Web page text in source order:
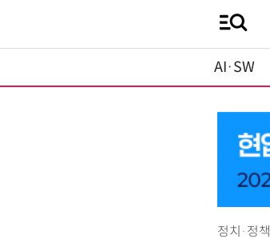
AI·SW
정치·정책